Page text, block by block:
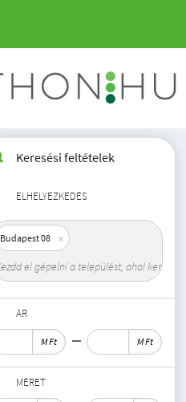
Keresési feltételek
ELHELYEZKEDÉS
Budapest 08
ÁR
M Ft M Ft
MÉRET